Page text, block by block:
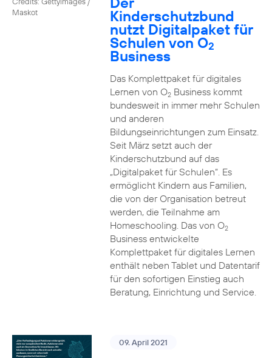
Maskot
Kinderschutzbund
nutzt Digitalpaket für
Schulen von O2
Business
Das Komplettpaket für digitales
Lernen von O2Business kommt
bundesweit in immer mehr Schulen
und anderen
Bildungseinrichtungen zum Einsatz.
Seit März setzt auch der
Kinderschutzbund auf das
„Digitalpaket für Schulen“. Es
ermöglicht Kindern aus Familien,
die von der Organisation betreut
werden, die Teilnahme am
Homeschooling. Das von O2
Business entwickelte
Komplettpaket für digitales Lernen
enthält neben Tablet und Datentarif
für den sofortigen Einstieg auch
Beratung, Einrichtung und Service.
09. April 2021